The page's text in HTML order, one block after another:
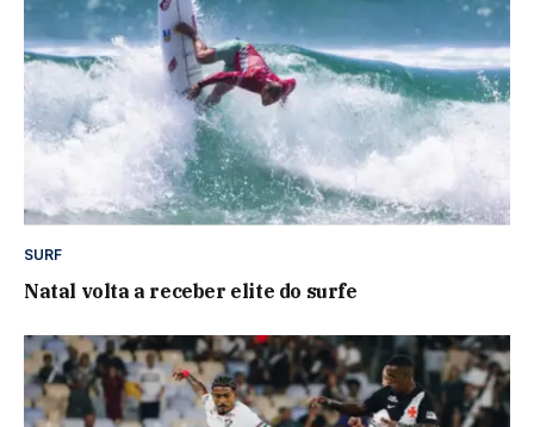
SURF
Natal volta a receber elite do surfe